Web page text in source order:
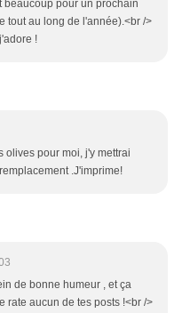
beaucoup pour un prochain
tout au long de l'année).<br />
!
olives pour moi, j'y mettrai
.J'imprime!
de bonne humeur , et ça
rate aucun de tes posts !<br />